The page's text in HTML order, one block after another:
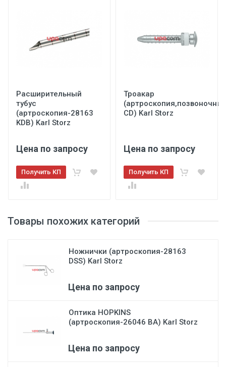
Товары похожих категорий
Ножнички (артроскопия-28163
DSS) Karl Storz
Цена по запросу
Оптика HOPKINS
(артроскопия-26046 BA) Karl Storz
Цена по запросу
Расширительный
тубус
(артроскопия-28163
KDB) Karl Storz
Цена по запросу
Получить КП
Троакар
CD) Karl Storz
Цена по запросу
Получить КП